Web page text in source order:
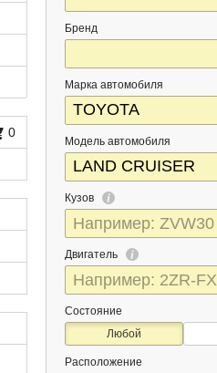
Бренд
Марка автомобиля
Модель автомобиля
Кузов
Двигатель
Состояние
Любой
Расположение
0